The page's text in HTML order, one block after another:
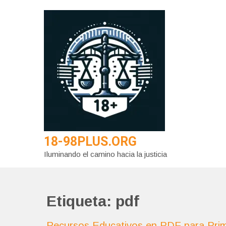
18-98PLUS.ORG
Iluminando el camino hacia la justicia
Etiqueta: pdf